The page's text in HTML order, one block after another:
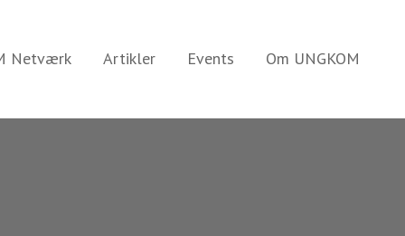
Netværk Artikler Events Om UNGKOM